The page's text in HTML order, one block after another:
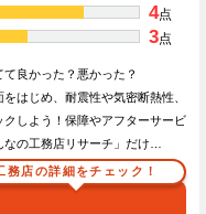
4点
3点
良かった？悪かった？
はじめ、耐震性や気密断熱性、
しよう！保障やアフターサービ
の工務店リサーチ」だけ…
務店の詳細をチェック！